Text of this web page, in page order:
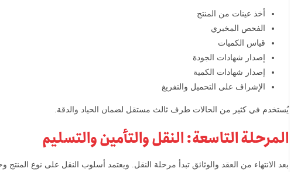
أخذ عينات من المنتج
الفحص المخبري
قياس الكميات
إصدار شهادات الجودة
إصدار شهادات الكمية
الإشراف على التحميل والتفريغ
يُستخدم في كثير من الحالات طرف ثالث مستقل لضمان الحياد والدقة.
المرحلة التاسعة: النقل والتأمين والتسليم
بعد الانتهاء من العقد والوثائق تبدأ مرحلة النقل. ويعتمد أسلوب النقل على نوع المنتج